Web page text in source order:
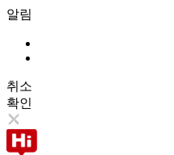
알림
취소
확인